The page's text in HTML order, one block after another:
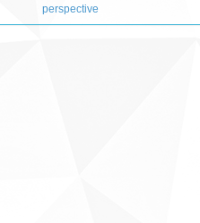
perspective